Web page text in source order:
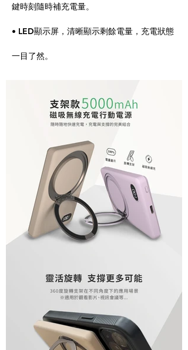
鍵時刻隨時補充電量。
• LED顯示屏，清晰顯示剩餘電量，充電狀態
一目了然。